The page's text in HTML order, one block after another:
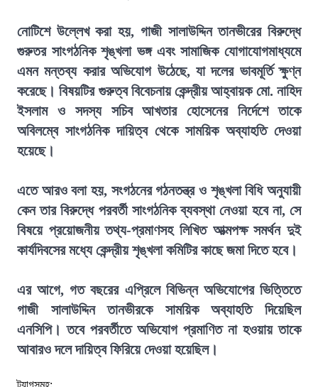
নোটিশে উল্লেখ করা হয়, গাজী সালাউদ্দিন তানভীরের বিরুদ্ধে
গুরুতর সাংগঠনিক শৃঙ্খলা ভঙ্গ এবং সামাজিক যোগাযোগমাধ্যমে
এমন মন্তব্য করার অভিযোগ উঠেছে, যা দলের ভাবমূর্তি ক্ষুণ্ন
করেছে। বিষয়টির গুরুত্ব বিবেচনায় কেন্দ্রীয় আহ্বায়ক মো. নাহিদ
ইসলাম ও সদস্য সচিব আখতার হোসেনের নির্দেশে তাকে
অবিলম্বে সাংগঠনিক দায়িত্ব থেকে সাময়িক অব্যাহতি দেওয়া
হয়েছে।
এতে আরও বলা হয়, সংগঠনের গঠনতন্ত্র ও শৃঙ্খলা বিধি অনুযায়ী
কেন তার বিরুদ্ধে পরবর্তী সাংগঠনিক ব্যবস্থা নেওয়া হবে না, সে
বিষয়ে প্রয়োজনীয় তথ্য-প্রমাণসহ লিখিত আত্মপক্ষ সমর্থন দুই
কার্যদিবসের মধ্যে কেন্দ্রীয় শৃঙ্খলা কমিটির কাছে জমা দিতে হবে।
এর আগে, গত বছরের এপ্রিলে বিভিন্ন অভিযোগের ভিত্তিতে
গাজী সালাউদ্দিন তানভীরকে সাময়িক অব্যাহতি দিয়েছিল
এনসিপি। তবে পরবর্তীতে অভিযোগ প্রমাণিত না হওয়ায় তাকে
আবারও দলে দায়িত্ব ফিরিয়ে দেওয়া হয়েছিল।
ট্যাগসমূহ: